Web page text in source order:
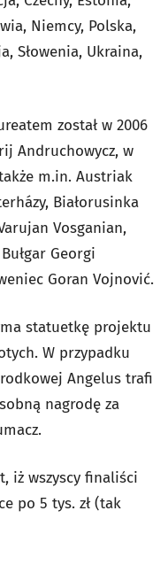
Niemcy, Polska,
Słowenia, Ukraina,
został w 2006
Andruchowycz, w
m.in. Austriak
Białorusinka
Vosganian,
Georgi
Goran Vojnović.
statuetkę projektu
W przypadku
Angelus trafi
nagrodę za
iż wszyscy finaliści
po 5 tys. zł (tak